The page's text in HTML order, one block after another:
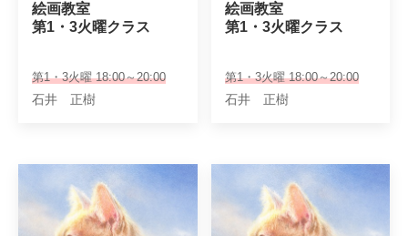
絵画教室
第1・3火曜クラス
第1・3火曜 18:00～20:00
石井 正樹
絵画教室
第1・3火曜クラス
第1・3火曜 18:00～20:00
石井 正樹